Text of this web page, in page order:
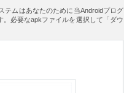
テムはあなたのために当Androidプログ
必要なapkファイルを選択して「ダウ